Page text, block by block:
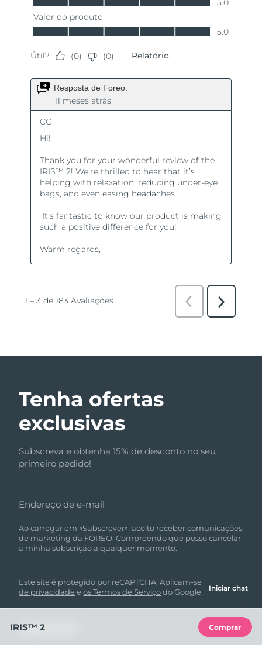
Tenha ofertas
exclusivas
Subscreva e obtenha 15% de desconto no seu
primeiro pedido!
Endereço de e-mail
Ao carregar em «Subscrever», aceito receber comunicações
de marketing da FOREO. Compreendo que posso cancelar
a minha subscrição a qualquer momento.
Este site é protegido por reCAPTCHA. Aplicam-se a
de privacidade eos Termos de Serviçodo Google. Iniciar chat
IRIS™ 2 Comprar